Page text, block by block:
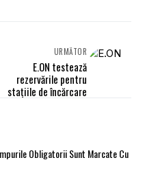
URMĂTOR
E.ON testează
rezervările pentru
stațiile de încărcare
Obligatorii Sunt Marcate Cu